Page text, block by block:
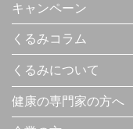
キャンペーン
くるみコラム
くるみについて
健康の専門家の方へ